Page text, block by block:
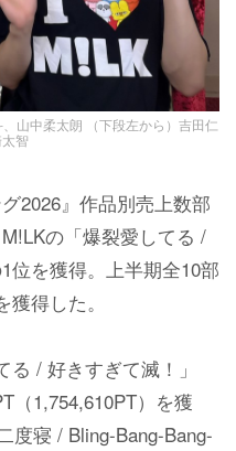
山中柔太朗 （下段左から）吉田仁
智
2026』作品別売上数部
の「爆裂愛してる /
位を獲得。上半期全10部
得した。
/ 好きすぎて滅！」
（1,754,610PT）を獲
度寝 / Bling-Bang-Bang-